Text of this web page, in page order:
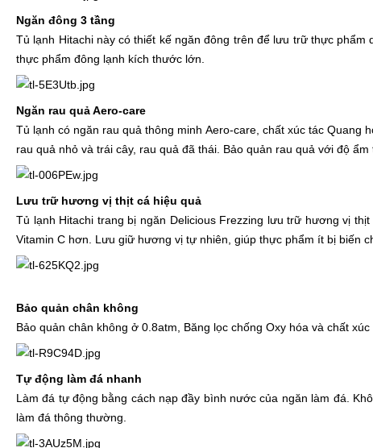
Ngăn đông 3 tầng
Tủ lạnh Hitachi này có thiết kế ngăn đông trên để lưu trữ thực
thực phẩm đông lạnh kích thước lớn.
Ngăn rau quả Aero-care
Tủ lạnh có ngăn rau quả thông minh Aero-care, chất xúc tác
rau quả nhỏ và trái cây, rau quả đã thái. Bảo quản rau quả với độ ẩm
Lưu trữ hương vị thịt cá hiệu quả
Tủ lạnh Hitachi trang bị ngăn Delicious Frezzing lưu trữ hương vị
Vitamin C hơn. Lưu giữ hương vị tự nhiên, giúp thực phẩm ít bị biến
Bảo quản chân không
Bảo quản chân không ở 0.8atm, Băng lọc chống Oxy hóa và chất
Tự động làm đá nhanh
Làm đá tự động bằng cách nạp đầy bình nước của ngăn làm đá.
làm đá thông thường.